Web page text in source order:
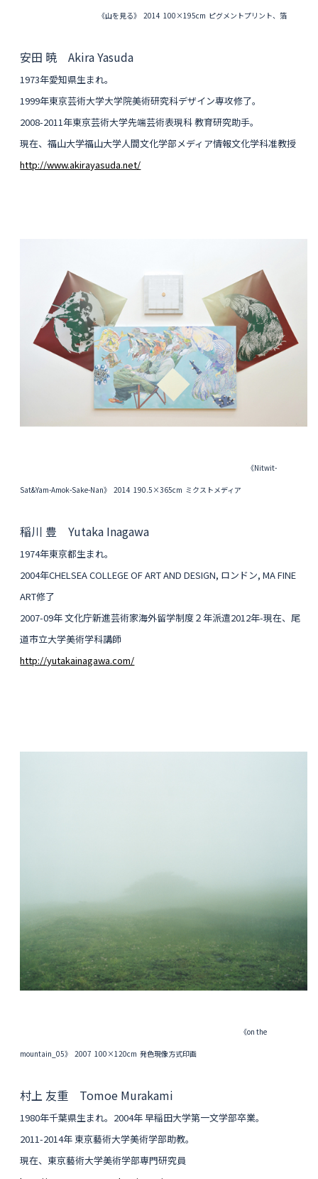
《山を見る》 2014 100×195cm ピグメントプリント、箔
安田 暁 Akira Yasuda
1973年愛知県生まれ。
1999年東京芸術大学大学院美術研究科デザイン専攻修了。
2008-2011年東京芸術大学先端芸術表現科 教育研究助手。
現在、福山大学福山大学人間文化学部メディア情報文化学科准教授
http://www.akirayasuda.net/
《Nitwit-
Sat&Yam-Amok-Sake-Nan》 2014 190.5×365cm ミクストメディア
稲川 豊 Yutaka Inagawa
1974年東京都生まれ。
2004年CHELSEA COLLEGE OF ART AND DESIGN, ロンドン, MA FINE
ART修了
2007-09年 文化庁新進芸術家海外留学制度２年派遣2012年-現在、尾
道市立大学美術学科講師
http://yutakainagawa.com/
《on the
mountain_05》 2007 100×120cm 発色現像方式印画
村上 友重 Tomoe Murakami
1980年千葉県生まれ。2004年 早稲田大学第一文学部卒業。
2011-2014年 東京藝術大学美術学部助教。
現在、東京藝術大学美術学部専門研究員